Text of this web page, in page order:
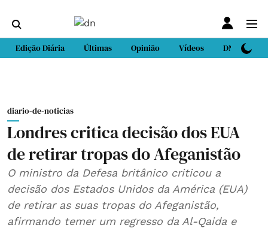
Edição Diária Últimas Opinião Vídeos DN Sport
diario-de-noticias
Londres critica decisão dos EUA
de retirar tropas do Afeganistão
O ministro da Defesa britânico criticou a
decisão dos Estados Unidos da América (EUA)
de retirar as suas tropas do Afeganistão,
afirmando temer um regresso da Al-Qaida e